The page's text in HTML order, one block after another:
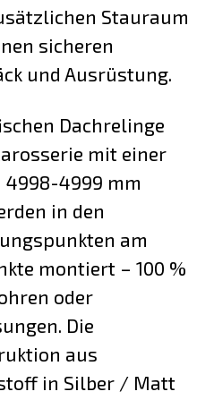
Stauraum
sicheren
und Ausrüstung.
Dachrelinge
mit einer
4998-4999 mm
in den
am
montiert – 100 %
oder
Die
aus
in Silber / Matt